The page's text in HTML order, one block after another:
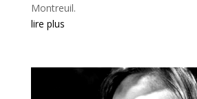
Montreuil.
lire plus